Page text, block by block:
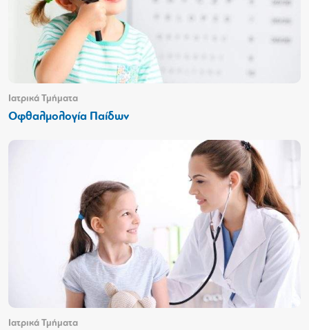
Ιατρικά Τμήματα
Οφθαλμολογία Παίδων
Ιατρικά Τμήματα